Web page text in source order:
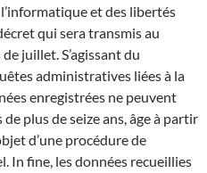
et des libertés
qui sera transmis au
juillet. S’agissant du
administratives liées à la
enregistrées ne peuvent
plus de seize ans, âge à partir
d’une procédure de
In fine, les données recueillies